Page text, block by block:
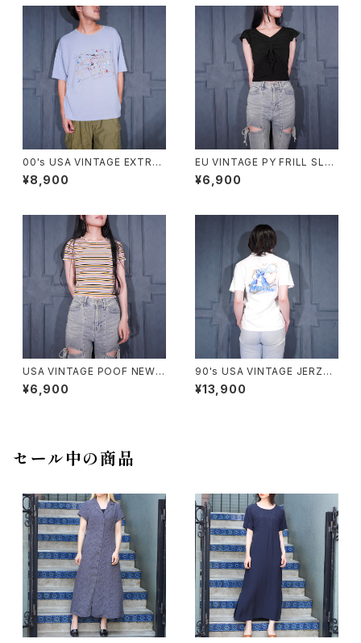
くしよう習慣プリントデザインT
00's USA VINTAGE EXTRA
Elements PAINT DESIGN T
SHIRT/00年代アメリカ古着ペ
¥8,900
EU VINTAGE PY FRILL SLEE
VE SHARING DESIGN HALF
SLEEVE TOPS MADE IN ITA
¥6,900
USA VINTAGE POOF NEW Y
ORK COLORFUL BORDER P
ATTERNED HALF SLEEVE T
¥6,900
90's USA VINTAGE JERZEE
S CAPCOM MEGA MAN PRI
NT DESIGN T SHIRT/90年
¥13,900
セール中の商品